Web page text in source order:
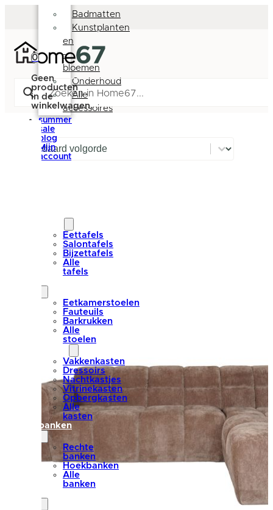
0
Geen
producten
in de
winkelwagen.
Badmatten
Kunstplanten
en
-
bloemen
Onderhoud
Alle
accessoires
summer
sale
blog
Mijn
account
Eettafels
Salontafels
Bijzettafels
Alle
tafels
Eetkamerstoelen
Fauteuils
Barkrukken
Alle
stoelen
Vakkenkasten
Dressoirs
Nachtkastjes
Vitrinekasten
Opbergkasten
Alle
kasten
banken
Rechte
banken
Hoekbanken
Alle
banken
Sorteren
Sort content